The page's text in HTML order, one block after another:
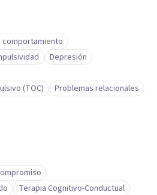
comportamiento
Depresión
(TOC)
Problemas relacionales
Terapia Cognitivo-Conductual